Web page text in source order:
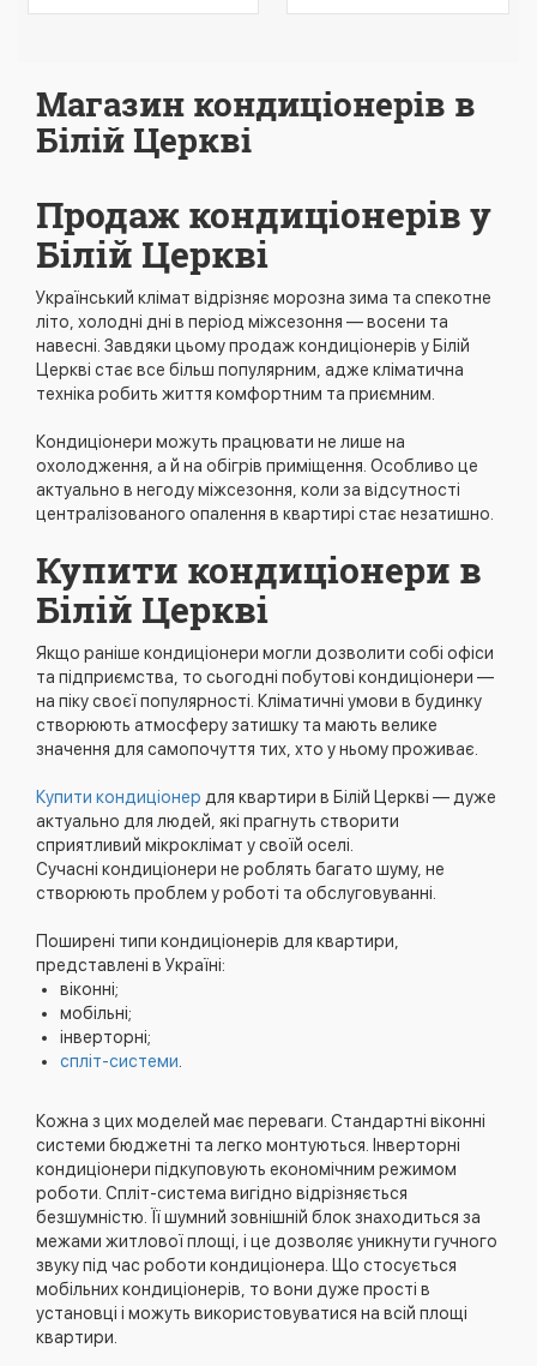
Магазин кондиціонерів в
Білій Церкві
Продаж кондиціонерів у
Білій Церкві
Український клімат відрізняє морозна зима та спекотне
літо, холодні дні в період міжсезоння — восени та
навесні. Завдяки цьому продаж кондиціонерів у Білій
Церкві стає все більш популярним, адже кліматична
техніка робить життя комфортним та приємним.
Кондиціонери можуть працювати не лише на
охолодження, а й на обігрів приміщення. Особливо це
актуально в негоду міжсезоння, коли за відсутності
централізованого опалення в квартирі стає незатишно.
Купити кондиціонери в
Білій Церкві
Якщо раніше кондиціонери могли дозволити собі офіси
та підприємства, то сьогодні побутові кондиціонери —
на піку своєї популярності. Кліматичні умови в будинку
створюють атмосферу затишку та мають велике
значення для самопочуття тих, хто у ньому проживає.
Купити кондиціонер для квартири в Білій Церкві — дуже
актуально для людей, які прагнуть створити
сприятливий мікроклімат у своїй оселі.
Сучасні кондиціонери не роблять багато шуму, не
створюють проблем у роботі та обслуговуванні.
Поширені типи кондиціонерів для квартири,
представлені в Україні:
віконні;
мобільні;
інверторні;
спліт-системи.
Кожна з цих моделей має переваги. Стандартні віконні
системи бюджетні та легко монтуються. Інверторні
кондиціонери підкуповують економічним режимом
роботи. Спліт-система вигідно відрізняється
безшумністю. Її шумний зовнішній блок знаходиться за
межами житлової площі, і це дозволяє уникнути гучного
звуку під час роботи кондиціонера. Що стосується
мобільних кондиціонерів, то вони дуже прості в
установці і можуть використовуватися на всій площі
квартири.